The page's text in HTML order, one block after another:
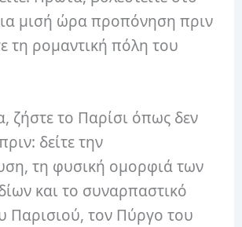
μισή ώρα προπόνηση πριν
τη ρομαντική πόλη του
ζήστε το Παρίσι όπως δεν
δείτε την
τη φυσική ομορφιά των
και το συναρπαστικό
Παρισιού, τον Πύργο του